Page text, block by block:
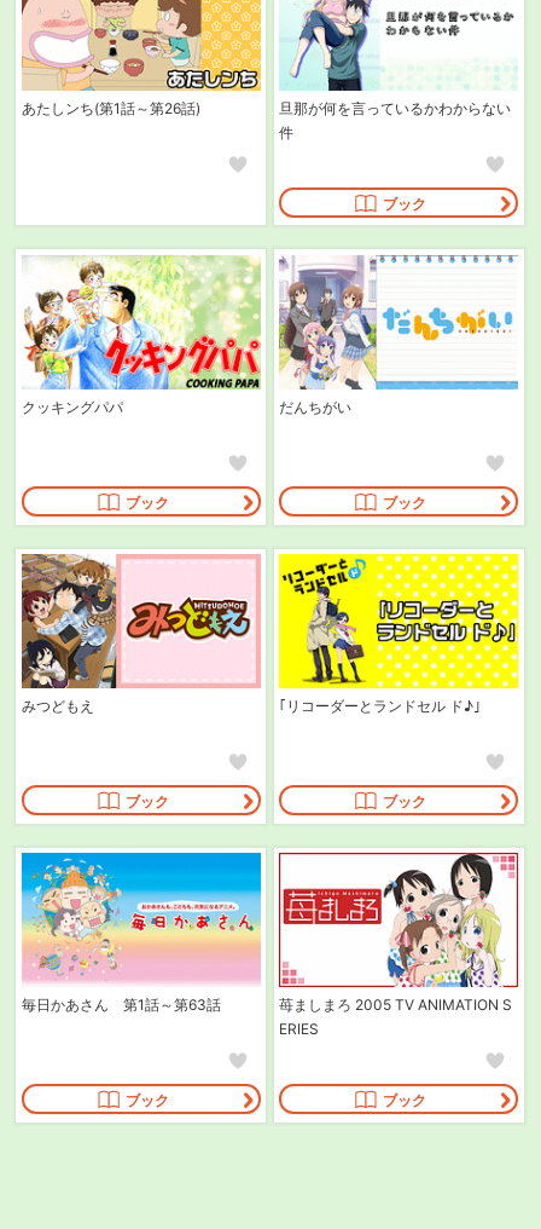
あたしンち(第1話～第26話)
旦那が何を言っているかわからない
件
ブック
クッキングパパ
ブック
だんちがい
ブック
みつどもえ
ブック
｢リコーダーとランドセル ド♪｣
ブック
毎日かあさん 第1話～第63話
ブック
苺ましまろ 2005 TV ANIMATION S
ERIES
ブック